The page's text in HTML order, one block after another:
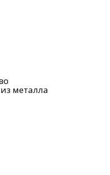
металла